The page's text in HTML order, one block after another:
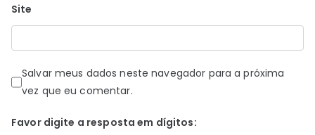
Site
Salvar meus dados neste navegador para a próxima
vez que eu comentar.
Favor digite a resposta em dígitos: